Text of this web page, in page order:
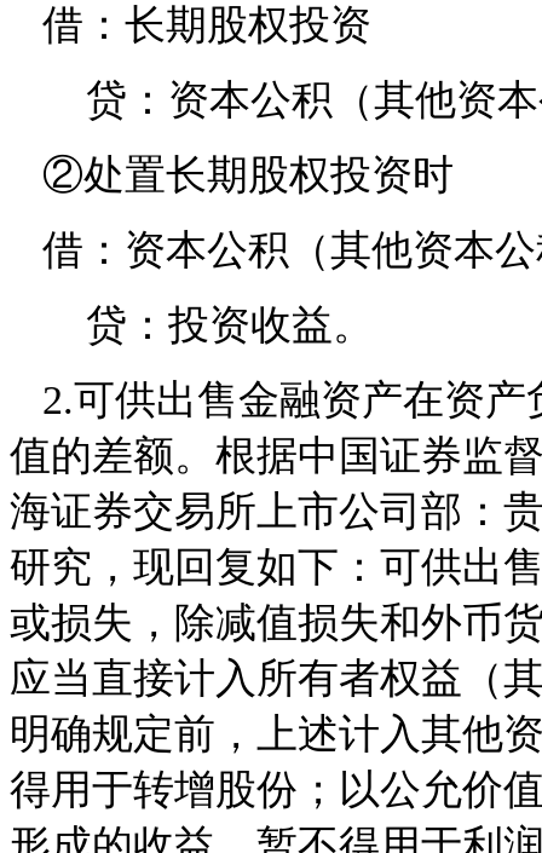
借：长期股权投资
贷：资本公积（其他资本
②处置长期股权投资时
借：资本公积（其他资本
贷：投资收益。
2.可供出售金融资产在资
值的差额。根据中国证券监
海证券交易所上市公司部：
研究，现回复如下：可供出
或损失，除减值损失和外币
应当直接计入所有者权益（
明确规定前，上述计入其他
得用于转增股份；以公允价